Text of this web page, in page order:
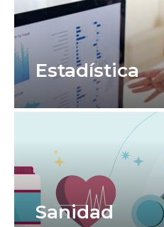
Estadística
Sanidad